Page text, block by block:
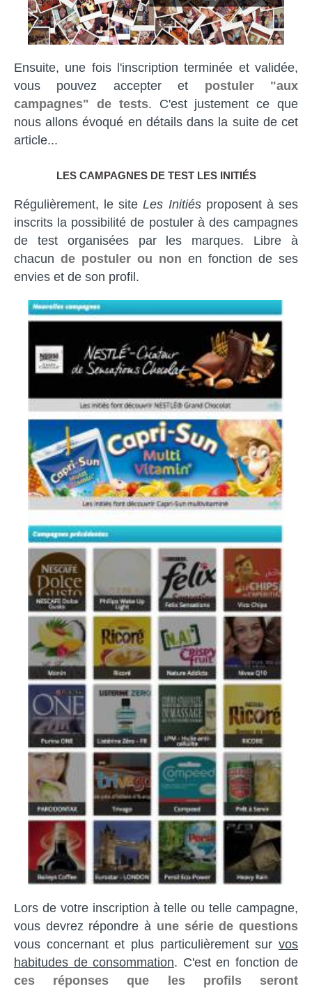
Ensuite, une fois l'inscription terminée et validée,
vous pouvez accepter et postuler "aux
campagnes" de tests. C'est justement ce que
nous allons évoqué en détails dans la suite de cet
article...
LES CAMPAGNES DE TEST LES INITIÉS
Régulièrement, le siteLes Initiésproposent à ses
inscrits la possibilité de postuler à des campagnes
de test organisées par les marques. Libre à
chacun de postuler ou non en fonction de ses
envies et de son profil.
Lors de votre inscription à telle ou telle campagne,
vous devrez répondre à une série de questions
vous concernant et plus particulièrement sur vos
habitudes de consommation. C'est en fonction de
ces réponses que les profils seront